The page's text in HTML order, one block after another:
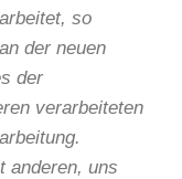
so
der neuen
der
verarbeiteten
anderen, uns